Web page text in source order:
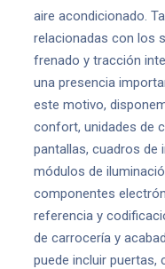
aire acondicionado.
relacionadas con los
frenado y tracción
una presencia
este motivo,
confort, unidades de
pantallas, cuadros de
módulos de
componentes
referencia y
de carrocería y
puede incluir puertas,